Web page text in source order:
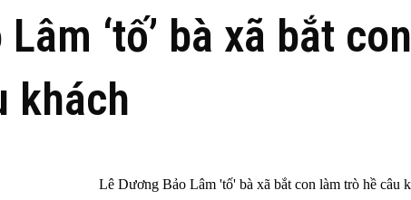
‘tố’ bà xã bắt con
khách